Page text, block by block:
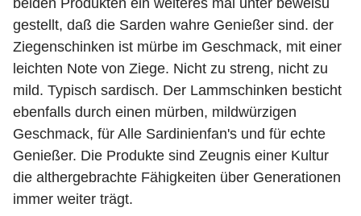
gestellt, daß die Sarden wahre Genießer sind. der
Ziegenschinken ist mürbe im Geschmack, mit einer
leichten Note von Ziege. Nicht zu streng, nicht zu
mild. Typisch sardisch. Der Lammschinken besticht
ebenfalls durch einen mürben, mildwürzigen
Geschmack, für Alle Sardinienfan's und für echte
Genießer. Die Produkte sind Zeugnis einer Kultur
die althergebrachte Fähigkeiten über Generationen
immer weiter trägt.